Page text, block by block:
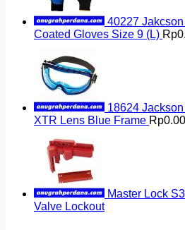
40227
Coated Gloves Size 9 (L) Rp
18624
XTR Lens Blue Frame Rp0.00
Master Lock
Valve Lockout